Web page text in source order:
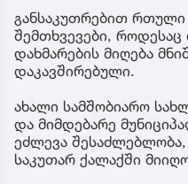
განსაკუთრებით
შემთხვევები,
დახმარების მიღება
დაკავშირებული.
ახალი სამშობიარო
და მიმდებარე
ეძლევა შესაძლებლობა,
საკუთარ ქალაქში